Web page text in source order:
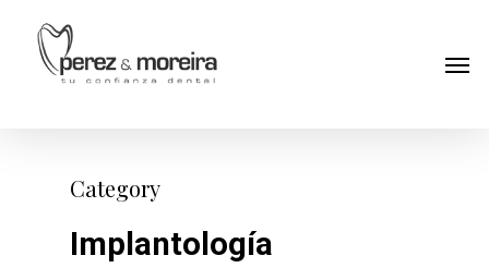
Category
Implantología